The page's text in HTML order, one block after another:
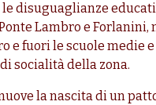
disuguaglianze
Lambro e Forlanini,
e fuori le scuole medie
socialità della zona.
la nascita di un